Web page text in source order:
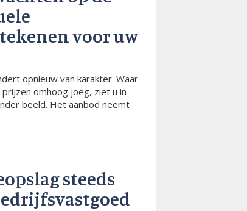
voor uw
opnieuw van karakter. Waar
omhoog joeg, ziet u in
beeld. Het aanbod neemt
steeds